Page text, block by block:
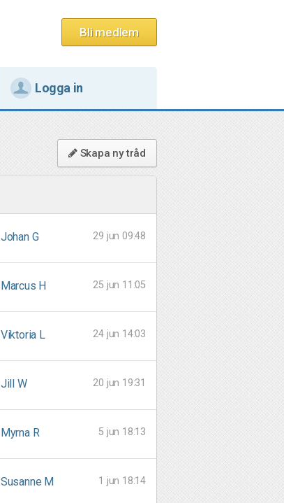
Bli medlem
Logga in
Skapa ny tråd
Johan G 29 jun 09:48
Marcus H 25 jun 11:05
Viktoria L 24 jun 14:03
Jill W 20 jun 19:31
Myrna R 5 jun 18:13
Susanne M 1 jun 18:14